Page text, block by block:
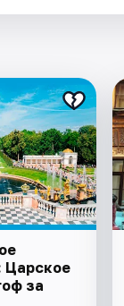
Царское
за